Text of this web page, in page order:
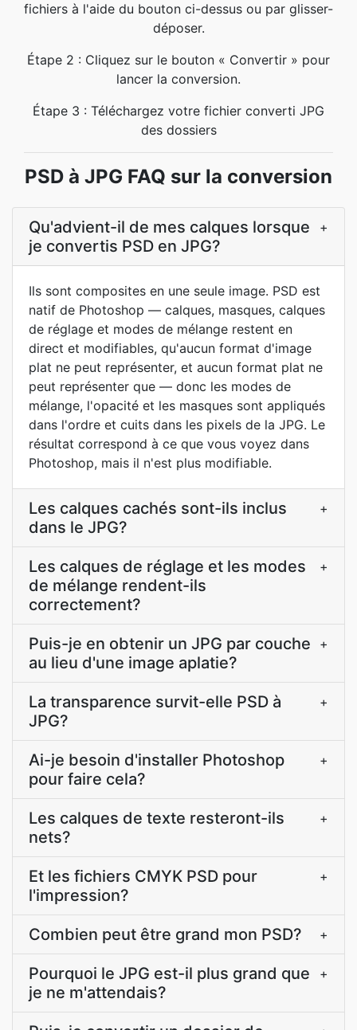
fichiers à l'aide du bouton ci-dessus ou par glisser-
déposer.
Étape 2 : Cliquez sur le bouton « Convertir » pour
lancer la conversion.
Étape 3 : Téléchargez votre fichier converti JPG
des dossiers
PSD à JPG FAQ sur la conversion
Qu'advient-il de mes calques lorsque
je convertis PSD en JPG?
+
Ils sont composites en une seule image. PSD est
natif de Photoshop — calques, masques, calques
de réglage et modes de mélange restent en
direct et modifiables, qu'aucun format d'image
plat ne peut représenter, et aucun format plat ne
peut représenter que — donc les modes de
mélange, l'opacité et les masques sont appliqués
dans l'ordre et cuits dans les pixels de la JPG. Le
résultat correspond à ce que vous voyez dans
Photoshop, mais il n'est plus modifiable.
Les calques cachés sont-ils inclus
dans le JPG?
+
Les calques de réglage et les modes
de mélange rendent-ils
correctement?
+
Puis-je en obtenir un JPG par couche
au lieu d'une image aplatie?
+
La transparence survit-elle PSD à
JPG?
+
Ai-je besoin d'installer Photoshop
pour faire cela?
+
Les calques de texte resteront-ils
nets?
+
Et les fichiers CMYK PSD pour
l'impression?
+
Combien peut être grand mon PSD? +
Pourquoi le JPG est-il plus grand que
je ne m'attendais?
+